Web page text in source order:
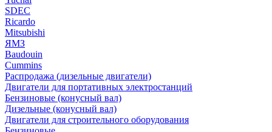
SDEC
Ricardo
Mitsubishi
ЯМЗ
Baudouin
Cummins
Распродажа (дизельные двигатели)
Двигатели для портативных электростанций
Бензиновые (конусный вал)
Дизельные (конусный вал)
Двигатели для строительного оборудования